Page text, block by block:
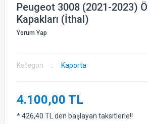
Peugeot 3008 (2021-2023)
Kapakları (İthal)
Yorum Yap
Kategori Kaporta
4.100,00 TL
* 426,40 TL den başlayan taksitlerle!!